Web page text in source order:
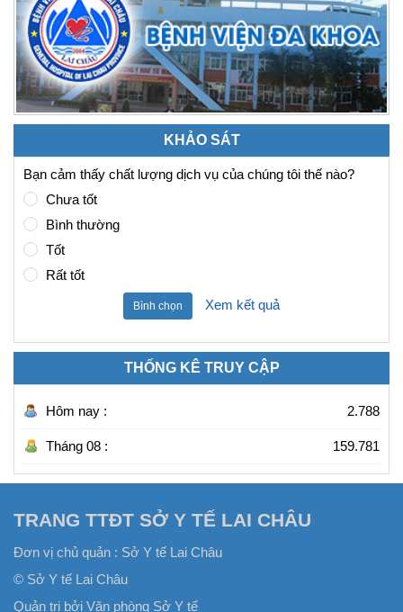
KHẢO SÁT
Bạn cảm thấy chất lượng dịch vụ của chúng tôi thế nào?
Chưa tốt
Bình thường
Tốt
Rất tốt
Bình chọn Xem kết quả
THỐNG KÊ TRUY CẬP
Hôm nay : 2.788
Tháng 08 : 159.781
TRANG TTĐT SỞ Y TẾ LAI CHÂU
Đơn vị chủ quản : Sở Y tế Lai Châu
© Sở Y tế Lai Châu
Quản trị bởi Văn phòng Sở Y tế